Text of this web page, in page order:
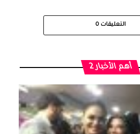
التعليقات 0
أهم الأخبار 2